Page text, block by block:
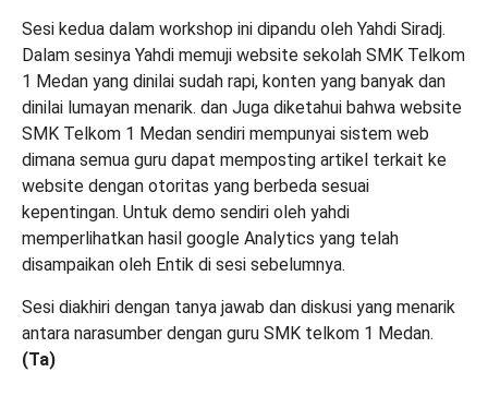
Sesi kedua dalam workshop ini dipandu oleh Yahdi Siradj.
Dalam sesinya Yahdi memuji website sekolah SMK Telkom
1 Medan yang dinilai sudah rapi, konten yang banyak dan
dinilai lumayan menarik. dan Juga diketahui bahwa website
SMK Telkom 1 Medan sendiri mempunyai sistem web
dimana semua guru dapat memposting artikel terkait ke
website dengan otoritas yang berbeda sesuai
kepentingan. Untuk demo sendiri oleh yahdi
memperlihatkan hasil google Analytics yang telah
disampaikan oleh Entik di sesi sebelumnya.
Sesi diakhiri dengan tanya jawab dan diskusi yang menarik
antara narasumber dengan guru SMK telkom 1 Medan.
(Ta)